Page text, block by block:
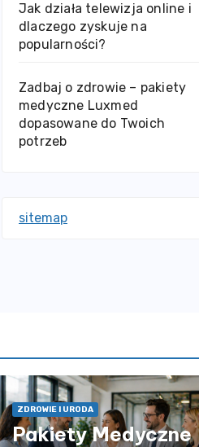
Jak działa telewizja online i
dlaczego zyskuje na
popularności?
Zadbaj o zdrowie – pakiety
medyczne Luxmed
dopasowane do Twoich
potrzeb
sitemap
ZDROWIE I URODA
Pakiety Medyczne